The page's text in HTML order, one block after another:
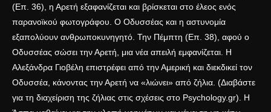
(Επ. 36), η Αρετή εξαφανίζεται και βρίσκεται στο έλεος ενός
παρανοϊκού φωτογράφου. Ο Οδυσσέας και η αστυνομία
εξαπολύουν ανθρωποκυνηγητό. Την Πέμπτη (Επ. 38), αφού ο
Οδυσσέας σώσει την Αρετή, μια νέα απειλή εμφανίζεται. Η
Αλεξάνδρα Γιοβέλη επιστρέφει από την Αμερική και διεκδικεί τον
Οδυσσέα, κάνοντας την Αρετή να «λιώνει» από ζήλια. (Διαβάστε
για τη διαχείριση της ζήλιας στις σχέσεις στο Psychology.gr). Η